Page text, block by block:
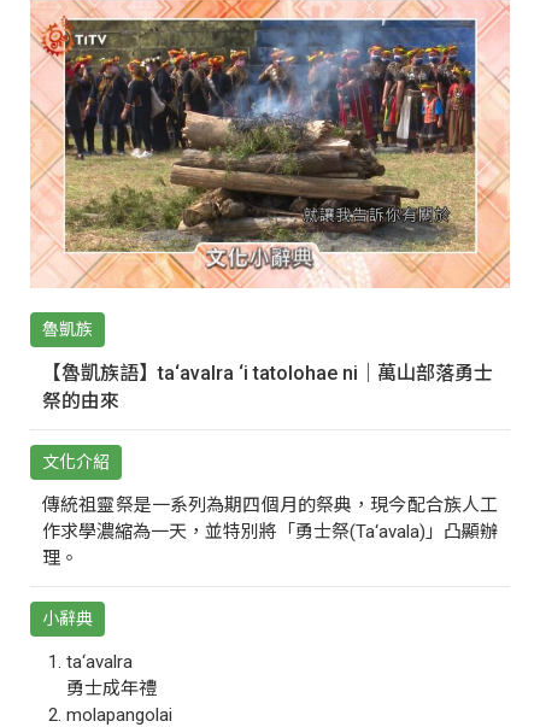
魯凱族
【魯凱族語】ta‘avalra ‘i tatolohae ni｜萬山部落勇士
祭的由來
文化介紹
傳統祖靈祭是一系列為期四個月的祭典，現今配合族人工
作求學濃縮為一天，並特別將「勇士祭(Ta‘avala)」凸顯辦
理。
小辭典
ta‘avalra
勇士成年禮
molapangolai